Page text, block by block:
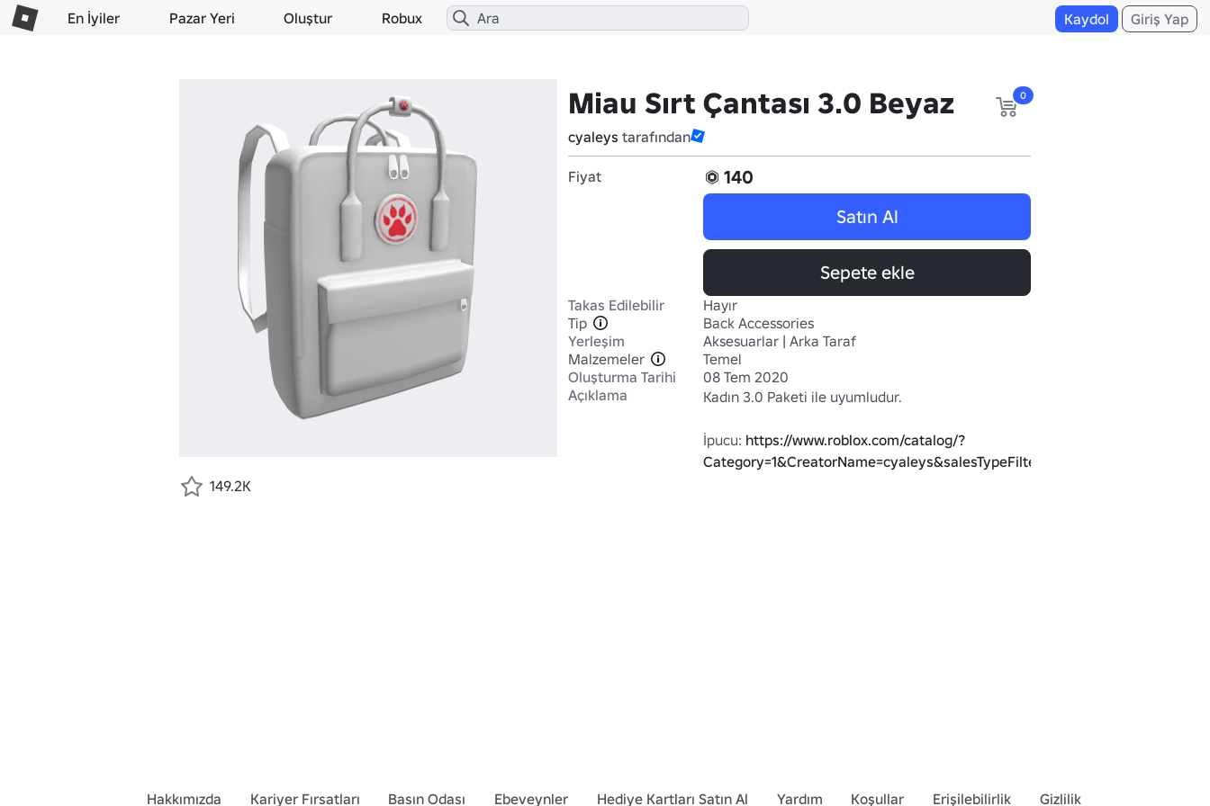
En İyiler Pazar Yeri Oluştur Robux Kaydol Giriş Yap
Miau Sırt Çantası 3.0 Beyaz
cyaleys tarafından
0
Fiyat
140
Satın Al
Sepete ekle
Takas Edilebilir
Hayır
Tip
Back Accessories
Yerleşim
Aksesuarlar | Arka Taraf
Malzemeler
Temel
Oluşturma Tarihi
08 Tem 2020
Açıklama
Kadın 3.0 Paketi ile uyumludur.
İpucu: https://www.roblox.com/catalog/?
Category=1&CreatorName=cyaleys&salesTypeFilter=1
149.2K
Hakkımızda Kariyer Fırsatları Basın Odası Ebeveynler Hediye Kartları Satın Al Yardım Koşullar Erişilebilirlik Gizlilik